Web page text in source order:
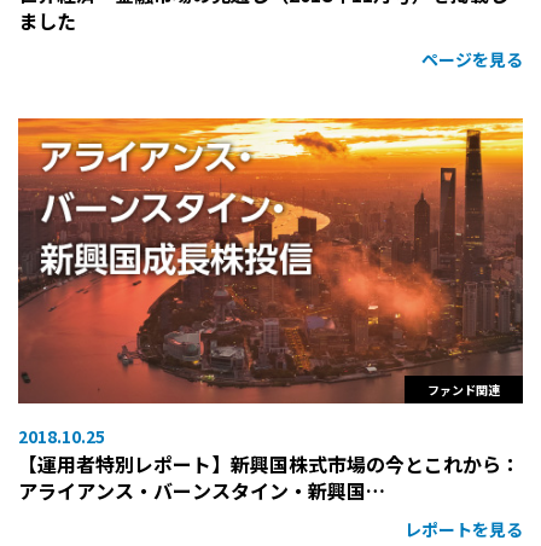
ました
ページを見る
ファンド関連
2018.10.25
【運用者特別レポート】新興国株式市場の今とこれから：
アライアンス・バーンスタイン・新興国…
レポートを見る